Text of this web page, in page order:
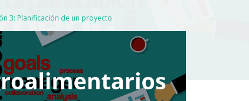
3: Planificación de un proyecto